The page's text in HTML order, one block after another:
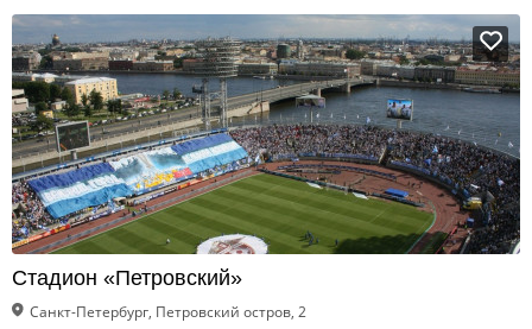
Стадион «Петровский»
Санкт-Петербург, Петровский остров, 2